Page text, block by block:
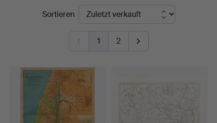
EndpreiseSortieren
1 2